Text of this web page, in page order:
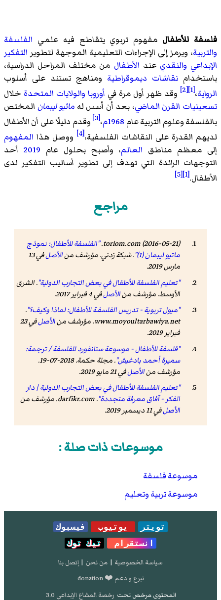
فلسفة للأطفال مفهوم تربوي يتقاطع فيه علمي الفلسفة
والتربية، ويرمز إلى الإجراءات التعليمية الموجهة لتطوير التفكير
الإبداعي والنقدي عند الأطفال من مختلف المراحل الدراسية،
باستخدام نقاشات ديموقراطية ومناهج تستند على أسلوب
الرواية،[1]
[2] وقد ظهر أول مرة في أوروبا والولايات المتحدة خلال
تسعينيات القرن الماضي، بعد أن أسس له ماثيو ليبمان المختص
بالفلسفة وعلوم التربية عام 1968م ،[3]
وقدم دليلًا على أن الأطفال
لديهم القدرة على النقاشات الفلسفية،[4] ووصل هذا المفهوم
إلى معظم مناطق العالم، وأصبح بحلول عام 2019 أحد
التوجهات الرائدة التي تهدف إلى تطوير أساليب التفكير لدى
الأطفال.[1]
[5]
مراجع
toriom.com (2016-05-21). "الفلسفة للأطفال: نموذج
ماتيو ليبمان (1)"
.شبكة زدني. مؤرشف منالأصل
في 13
مارس 2019
.
"تعليم الفلسفة للأطفال في بعض التجارب الدولية".الشرق
الأوسط. مؤرشف منالأصلفي 4 فبراير 2017
.
"ميول تربوية - تدريس الفلسفـة للأطفال: لماذا وكيف؟".
www.moyoultarbawiya.net. مؤرشف منالأصل
في 23
فبراير 2019
.
"فلسفة للأطفال - موسوعة ستانفورد للفلسفة / ترجمة:
سميرة أحمد بادغيش".مجلة حكمة
. 2018-07-19.
مؤرشف منالأصلفي 21 مايو 2019
.
"تعليم الفلسفة للأطفال في بعض التجارب الدولية | دار
الفكر - آفاق معرفة متجددة".
darfikr.com. مؤرشف من
الأصلفي 11 ديسمبر 2019 .
موسوعات ذات صلة :
موسوعة فلسفة
موسوعة تربية وتعليم
تويتر يوتيوب
فيسبوك
انستقرام
تيك توك
سياسة الخصوصية | من نحن | إتصل بنا
تبرع و دعم ❤️ donation
المحتوى مرخص تحت رخصة المشاع الإبداعي 3.0